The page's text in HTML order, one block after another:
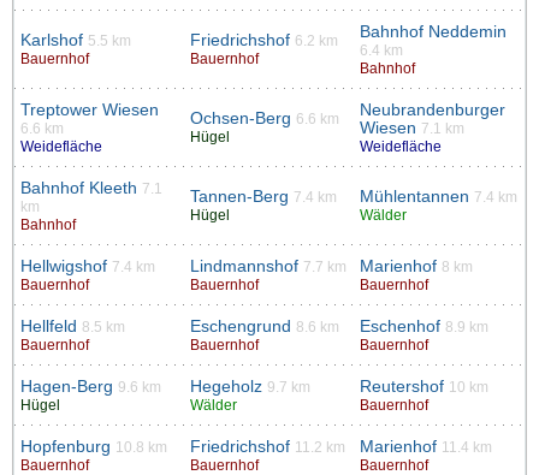
Karlshof 5.5 km
Bauernhof
Friedrichshof 6.2 km
Bauernhof
Bahnhof Neddemin
6.4 km
Bahnhof
Treptower Wiesen
6.6 km
Weidefläche
Ochsen-Berg 6.6 km
Hügel
Neubrandenburger
Wiesen 7.1 km
Weidefläche
Bahnhof Kleeth 7.1
km
Bahnhof
Tannen-Berg 7.4 km
Hügel
Mühlentannen 7.4 km
Wälder
Hellwigshof 7.4 km
Bauernhof
Lindmannshof 7.7 km
Bauernhof
Marienhof 8 km
Bauernhof
Hellfeld 8.5 km
Bauernhof
Eschengrund 8.6 km
Bauernhof
Eschenhof 8.9 km
Bauernhof
Hagen-Berg 9.6 km
Hügel
Hegeholz 9.7 km
Wälder
Reutershof 10 km
Bauernhof
Hopfenburg 10.8 km
Bauernhof
Friedrichshof 11.2 km
Bauernhof
Marienhof 11.4 km
Bauernhof